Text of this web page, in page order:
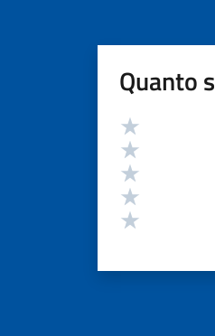
Quanto
Valutazione